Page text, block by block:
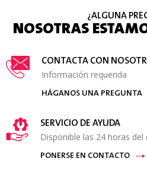
¿ALGUNA
NOSOTRAS
CONTACTA CON
Información requerida
HÁGANOS UNA PREGUNTA
SERVICIO DE AYUDA
Disponible las 24 horas
PONERSE EN CONTACTO